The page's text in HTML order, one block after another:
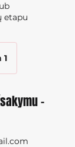
etapu
1
-